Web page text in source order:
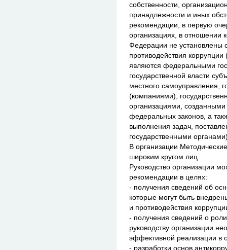
собственности,
принадлежности и иных
рекомендации, в первую
организациях, в отношении
Федерации не установлены
противодействия коррупции
являются федеральными
государственной власти
местного самоуправления,
(компаниями),
организациями,
федеральных законов, а
выполнения задач,
государственными
В организации
широким кругом лиц.
Руководство организации
рекомендации в целях:
- получения сведений об
которые могут быть
и противодействия
- получения сведений о
руководству организации
эффективной реализации в
- разработки основ